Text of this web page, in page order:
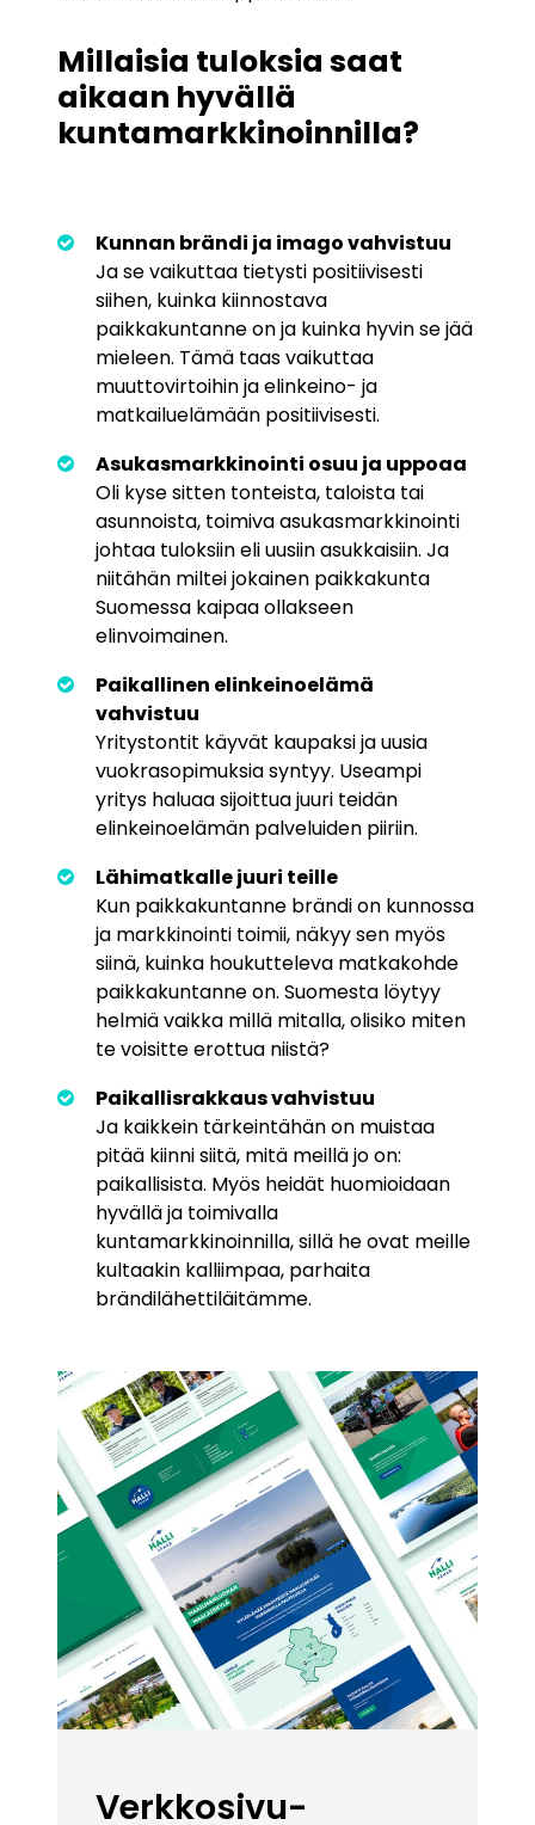
Millaisia tuloksia saat
aikaan hyvällä
kuntamarkkinoinnilla?
Kunnan brändi ja imago vahvistuu
Ja se vaikuttaa tietysti positiivisesti
siihen, kuinka kiinnostava
paikkakuntanne on ja kuinka hyvin se jää
mieleen. Tämä taas vaikuttaa
muuttovirtoihin ja elinkeino- ja
matkailuelämään positiivisesti.
Asukasmarkkinointi osuu ja uppoaa
Oli kyse sitten tonteista, taloista tai
asunnoista, toimiva asukasmarkkinointi
johtaa tuloksiin eli uusiin asukkaisiin. Ja
niitähän miltei jokainen paikkakunta
Suomessa kaipaa ollakseen
elinvoimainen.
Paikallinen elinkeinoelämä
vahvistuu
Yritystontit käyvät kaupaksi ja uusia
vuokrasopimuksia syntyy. Useampi
yritys haluaa sijoittua juuri teidän
elinkeinoelämän palveluiden piiriin.
Lähimatkalle juuri teille
Kun paikkakuntanne brändi on kunnossa
ja markkinointi toimii, näkyy sen myös
siinä, kuinka houkutteleva matkakohde
paikkakuntanne on. Suomesta löytyy
helmiä vaikka millä mitalla, olisiko miten
te voisitte erottua niistä?
Paikallisrakkaus vahvistuu
Ja kaikkein tärkeintähän on muistaa
pitää kiinni siitä, mitä meillä jo on:
paikallisista. Myös heidät huomioidaan
hyvällä ja toimivalla
kuntamarkkinoinnilla, sillä he ovat meille
kultaakin kalliimpaa, parhaita
brändilähettiläitämme.
Verkkosivu-